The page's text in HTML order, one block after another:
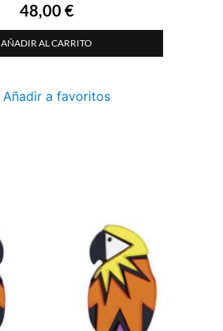
48,00 €
AÑADIR AL CARRITO
Añadir a favoritos